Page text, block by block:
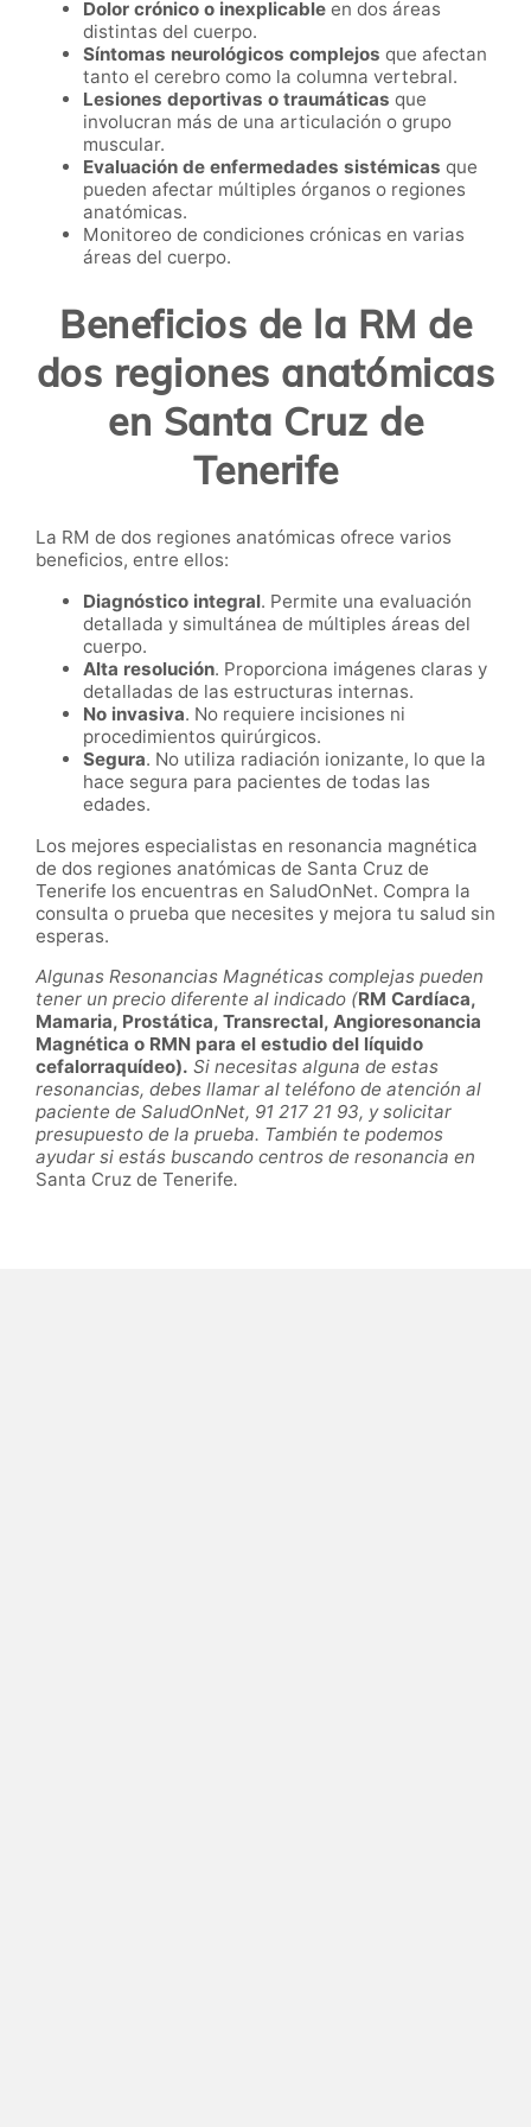
Dolor crónico o inexplicable en dos áreas
distintas del cuerpo.
Síntomas neurológicos complejos que afectan
tanto el cerebro como la columna vertebral.
Lesiones deportivas o traumáticas que
involucran más de una articulación o grupo
muscular.
Evaluación de enfermedades sistémicas que
pueden afectar múltiples órganos o regiones
anatómicas.
Monitoreo de condiciones crónicas en varias
áreas del cuerpo.
Beneficios de la RM de
dos regiones anatómicas
en Santa Cruz de
Tenerife
La RM de dos regiones anatómicas ofrece varios
beneficios, entre ellos:
Diagnóstico integral. Permite una evaluación
detallada y simultánea de múltiples áreas del
cuerpo.
Alta resolución. Proporciona imágenes claras y
detalladas de las estructuras internas.
No invasiva. No requiere incisiones ni
procedimientos quirúrgicos.
Segura. No utiliza radiación ionizante, lo que la
hace segura para pacientes de todas las
edades.
Los mejores especialistas en resonancia magnética
de dos regiones anatómicas de Santa Cruz de
Tenerife los encuentras en SaludOnNet. Compra la
consulta o prueba que necesites y mejora tu salud sin
esperas.
Algunas Resonancias Magnéticas complejas pueden
tener un precio diferente al indicado (RM Cardíaca,
Mamaria, Prostática, Transrectal, Angioresonancia
Magnética o RMN para el estudio del líquido
cefalorraquídeo). Si necesitas alguna de estas
resonancias, debes llamar al teléfono de atención al
paciente de SaludOnNet, 91 217 21 93, y solicitar
presupuesto de la prueba. También te podemos
ayudar si estás buscando centros de resonancia en
Santa Cruz de Tenerife.